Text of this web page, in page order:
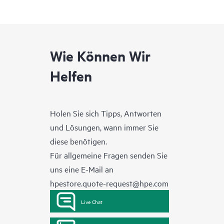
Wie Können Wir
Helfen
Holen Sie sich Tipps, Antworten
und Lösungen, wann immer Sie
diese benötigen.
Für allgemeine Fragen senden Sie
uns eine E-Mail an
hpestore.quote-request@hpe.com
Live Chat